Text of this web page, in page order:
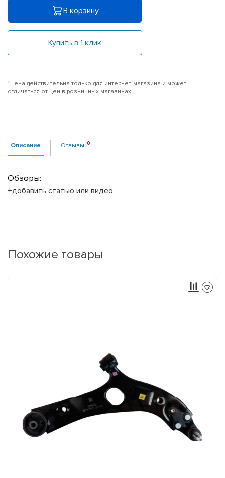
В корзину
Купить в 1 клик
*Цена действительна только для интернет-магазина и может
отличаться от цен в розничных магазинах
Описание Отзывы
Обзоры:
+добавить статью или видео
Похожие товары